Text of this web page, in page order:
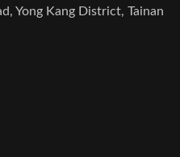
Yong Kang District, Tainan